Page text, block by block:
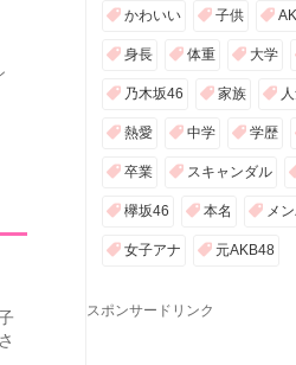
人気のキーワード
いま話題のキーワード
かわいい